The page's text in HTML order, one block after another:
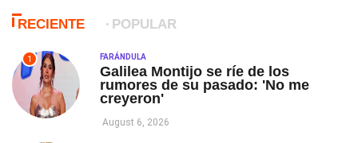
RECIENTE POPULAR
1 FARÁNDULA
Galilea Montijo se ríe de los
rumores de su pasado: 'No me
creyeron'
August 6, 2026